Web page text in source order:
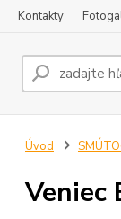
Kontakty
Úvod
Veniec